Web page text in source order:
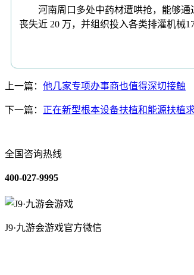
河南周口多处中药材遭哄抢，能够通过
丧失近 20 万，并组织投入各类排灌机械
上一篇： 他几家专项办事商也值得深切接触
下一篇： 正在新型根本设备扶植和能源扶植
全国咨询热线
400-027-9995
J9·九游会游戏官方微信